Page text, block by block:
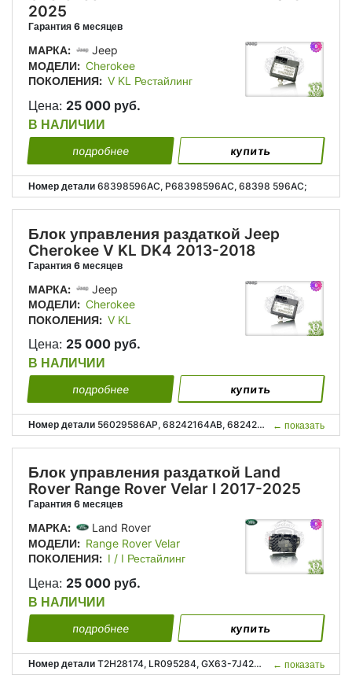
2025
Гарантия 6 месяцев
МАРКА:
Jeep
МОДЕЛИ: Cherokee
ПОКОЛЕНИЯ: V KL Рестайлинг
Цена: 25 000 руб.
В НАЛИЧИИ
подробнее купить
Номер детали 68398596AC, P68398596AC, 68398 596AC;
Блок управления раздаткой Jeep
Cherokee V KL DK4 2013-2018
Гарантия 6 месяцев
МАРКА:
Jeep
МОДЕЛИ: Cherokee
ПОКОЛЕНИЯ: V KL
Цена: 25 000 руб.
В НАЛИЧИИ
подробнее купить
Номер детали 56029586AP, 68242164AB, 68242164AC, 68323981AA, 68323981AB, 68540646AA, P56029586AP, P68242164AB, P68242164AC, P68323981AA, P68323981AB, P68540646AA, 56029 586AP, 68242 164AB, 68242 164AC, 68323 981AA, 68323 981AB, 68540 646AA; ← показать
Блок управления раздаткой Land
Rover Range Rover Velar I 2017-2025
Гарантия 6 месяцев
МАРКА:
Land Rover
МОДЕЛИ: Range Rover Velar
ПОКОЛЕНИЯ: I / I Рестайлинг
Цена: 25 000 руб.
В НАЛИЧИИ
подробнее купить
Номер детали T2H28174, LR095284, GX63-7J426-AD, GX637J426AD, Т2Н28174, GХ63-7J426-АD, GХ637J426АD; ← показать